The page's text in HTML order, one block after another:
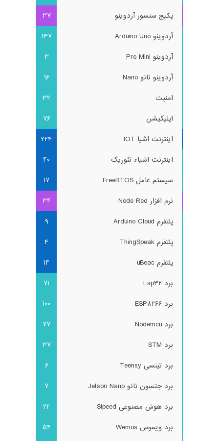
پکیج سنسور آردوینو
37
آردوینو Arduino Uno
137
آردوینو Pro Mini
3
آردوینو نانو Nano
16
امنیت
32
اپلیکیشن
76
اینترنت اشیا IOT
224
اینترنت اشیاء تئوریک
40
سیستم عامل FreeRTOS
17
نرم افزار Node Red
34
پلتفرم Arduino Cloud
9
پلتفرم ThingSpeak
4
پلتفرم uBeac
14
برد Esp32
71
برد ESP8266
100
برد Nodemcu
77
برد STM
37
برد تینسی Teensy
6
برد جتسون نانو Jetson Nano
7
برد هوش مصنوعی Sipeed
22
برد ویموس Wemos
54